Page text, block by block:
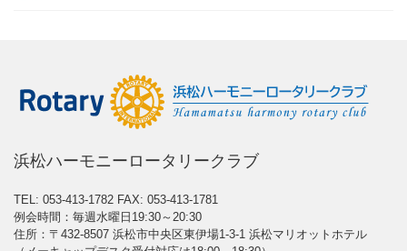
浜松ハーモニーロータリークラブ
TEL: 053-413-1782 FAX: 053-413-1781
例会時間：毎週水曜日19:30～20:30
住所：〒432-8507 浜松市中央区東伊場1-3-1 浜松マリオットホテル